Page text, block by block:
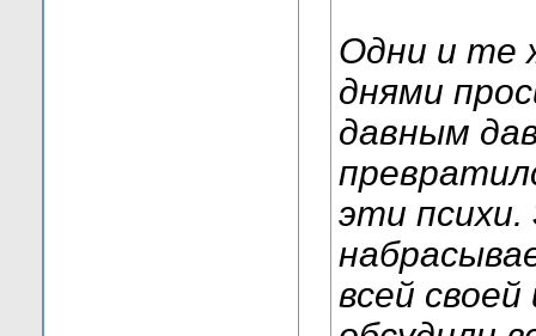
Одни и те
днями
давным
эти
всей